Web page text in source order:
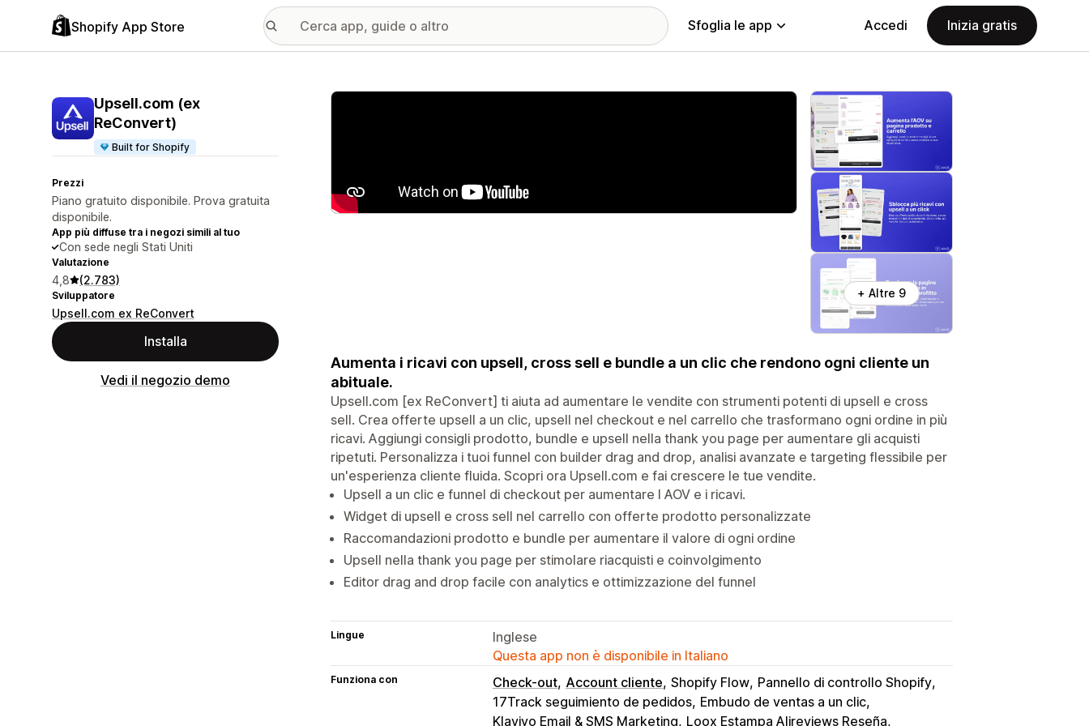
Shopify App Store Sfoglia le app Accedi Inizia gratis
Upsell.com (ex
ReConvert)
Built for Shopify
Prezzi
Piano gratuito disponibile. Prova gratuita
disponibile.
App più diffuse tra i negozi simili al tuo
Con sede negli Stati Uniti
Valutazione
4,8 (2.783)
Sviluppatore
Upsell.com ex ReConvert
Installa
Vedi il negozio demo
Galleria immagini in evidenza
+ Altre 9
Aumenta i ricavi con upsell, cross sell e bundle a un clic che rendono ogni cliente un
abituale.
Upsell.com [ex ReConvert] ti aiuta ad aumentare le vendite con strumenti potenti di upsell e cross
sell. Crea offerte upsell a un clic, upsell nel checkout e nel carrello che trasformano ogni ordine in più
ricavi. Aggiungi consigli prodotto, bundle e upsell nella thank you page per aumentare gli acquisti
ripetuti. Personalizza i tuoi funnel con builder drag and drop, analisi avanzate e targeting flessibile per
un'esperienza cliente fluida. Scopri ora Upsell.com e fai crescere le tue vendite.
Upsell a un clic e funnel di checkout per aumentare l AOV e i ricavi.
Widget di upsell e cross sell nel carrello con offerte prodotto personalizzate
Raccomandazioni prodotto e bundle per aumentare il valore di ogni ordine
Upsell nella thank you page per stimolare riacquisti e coinvolgimento
Editor drag and drop facile con analytics e ottimizzazione del funnel
Lingue
Inglese
Questa app non è disponibile in Italiano
Funziona con Check-out Account cliente Shopify Flow Pannello di controllo Shopify
17Track seguimiento de pedidos Embudo de ventas a un clic
Klaviyo Email & SMS Marketing Loox Estampa Alireviews Reseña